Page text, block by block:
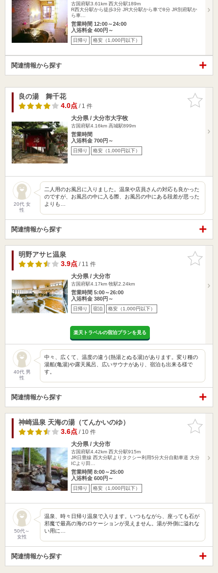
古国府駅3.61km 西大分駅189m
R西大分駅から徒歩3分 JR大分駅から車で8分 JR別府駅か
ら車…
営業時間 12:00～24:00
入浴料金 400円～
日帰り 格安（1,000円以下）
関連情報から探す
お気に入
りに追加
良の湯 舞千花
4.0点/ 1 件
大分県 / 大分市大字牧
古国府駅4.16km 高城駅899m
営業時間
入浴料金 700円～
日帰り 格安（1,000円以下）
20代 女
性
二人用のお風呂に入りました。温泉や店員さんの対応も良かった
のですが、お風呂の中に入る際、お風呂の中にある段差が思った
よりも…
関連情報から探す
お気に入
りに追加
明野アサヒ温泉
3.9点/ 11 件
大分県 / 大分市
古国府駅4.17km 牧駅2.24km
営業時間 5:00～26:00
入浴料金 380円～
日帰り 宿泊 格安（1,000円以下）
楽天トラベルの宿泊プランを見る
40代 男
性
中々、広くて、温度の違う(熱湯とぬる湯)があります。変り種の
湯船(亀湯)や露天風呂、広いサウナがあり、宿泊も出来る様で
す。
関連情報から探す
お気に入
りに追加
神崎温泉 天海の湯（てんかいのゆ）
3.6点/ 10 件
大分県 / 大分市
古国府駅4.42km 西大分駅915m
JR日豊線 西大分駅よりタクシー利用5分大分自動車道 大分
ICより田…
営業時間 8:00～25:00
入浴料金 600円～
日帰り 格安（1,000円以下）
50代～
女性
温泉、時々日帰り温泉で入ります。いつもながら、座っても石が
邪魔で最高の海のロケーションが見えません。湯が外側に溢れな
い用に…
関連情報から探す